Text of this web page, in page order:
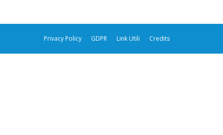
Privacy Policy GDPR Link Utili Credits